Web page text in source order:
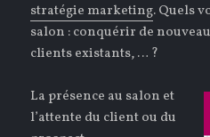
stratégie marketing. Quels
salon : conquérir de
clients existants, … ?
La présence au salon et
l’attente du client ou du